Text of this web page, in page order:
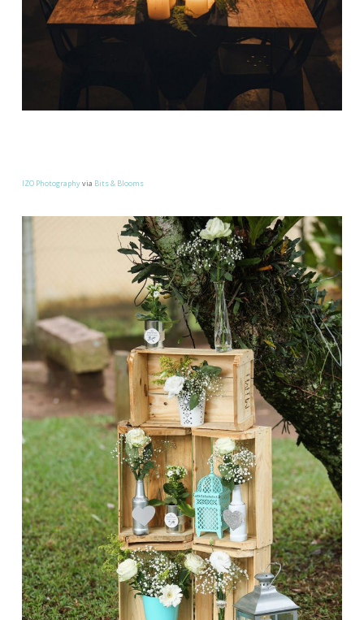
IZO Photographyvia Bits & Blooms